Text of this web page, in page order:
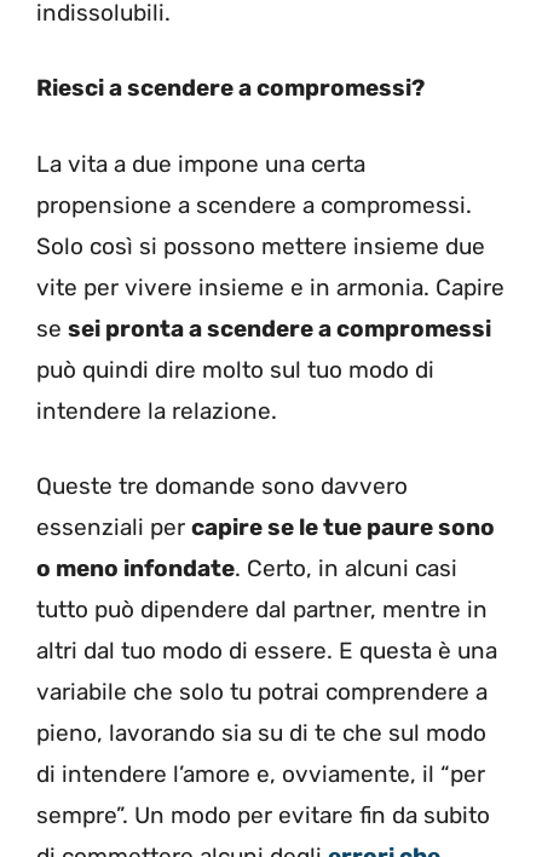
indissolubili.
Riesci a scendere a compromessi?
La vita a due impone una certa
propensione a scendere a compromessi.
Solo così si possono mettere insieme due
vite per vivere insieme e in armonia. Capire
se sei pronta a scendere a compromessi
può quindi dire molto sul tuo modo di
intendere la relazione.
Queste tre domande sono davvero
essenziali per capire se le tue paure sono
o meno infondate. Certo, in alcuni casi
tutto può dipendere dal partner, mentre in
altri dal tuo modo di essere. E questa è una
variabile che solo tu potrai comprendere a
pieno, lavorando sia su di te che sul modo
di intendere l’amore e, ovviamente, il “per
sempre”. Un modo per evitare fin da subito